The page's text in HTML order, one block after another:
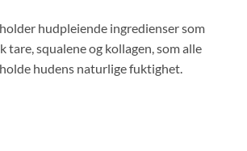
hudpleiende ingredienser som
tare, squalene og kollagen, som alle
hudens naturlige fuktighet.